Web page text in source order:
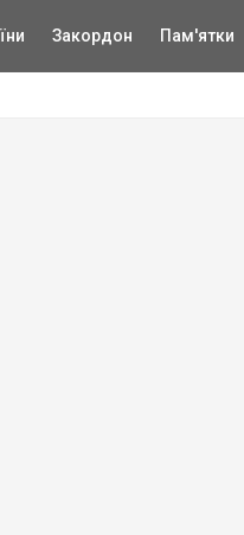
Закордон Пам'ятки